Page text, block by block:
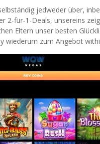
jedweder über,
2-für-1-Deals, unsereins
Eltern unser besten
wiederum zum Angebot